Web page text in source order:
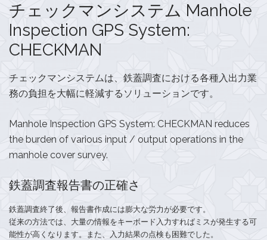
チェックマンシステム Manhole
Inspection GPS System:
CHECKMAN
チェックマンシステムは、鉄蓋調査における各種入出力業
務の負担を大幅に軽減するソリューションです。
Manhole Inspection GPS System: CHECKMAN reduces
the burden of various input / output operations in the
manhole cover survey.
鉄蓋調査報告書の正確さ
鉄蓋調査終了後、報告書作成には膨大な労力が必要です。
従来の方法では、大量の情報をキーボード入力すればミスが発生する可
能性が高くなります。また、入力結果の点検も困難でした。